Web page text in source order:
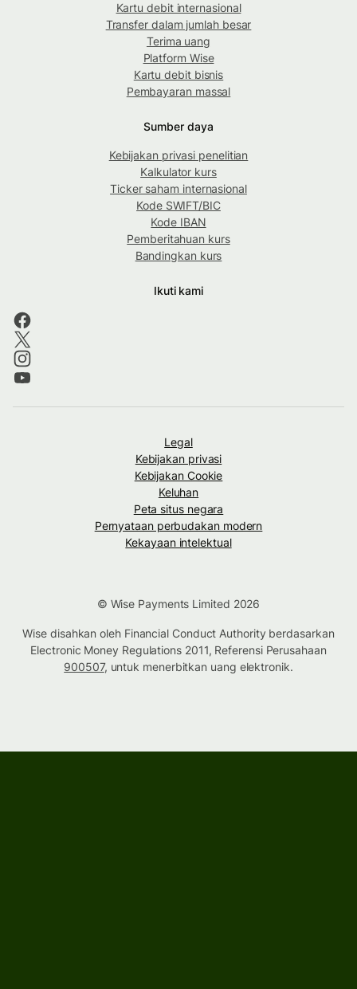
Kartu debit internasional
Transfer dalam jumlah besar
Terima uang
Platform Wise
Kartu debit bisnis
Pembayaran massal
Sumber daya
Kebijakan privasi penelitian
Kalkulator kurs
Ticker saham internasional
Kode SWIFT/BIC
Kode IBAN
Pemberitahuan kurs
Bandingkan kurs
Ikuti kami
Legal
Kebijakan privasi
Kebijakan Cookie
Keluhan
Peta situs negara
Pernyataan perbudakan modern
Kekayaan intelektual
© Wise Payments Limited 2026
Wise disahkan oleh Financial Conduct Authority berdasarkan
Electronic Money Regulations 2011, Referensi Perusahaan
900507, untuk menerbitkan uang elektronik.